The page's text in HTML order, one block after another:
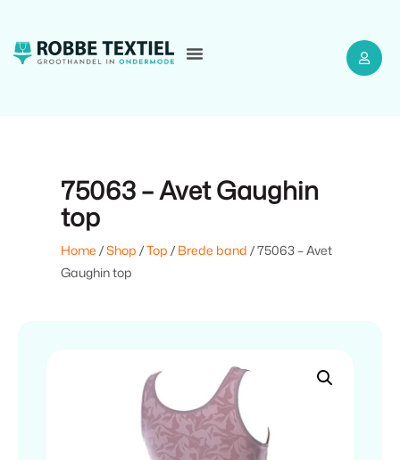
75063 – Avet Gaughin
top
Home /Shop /Top / Brede band / 75063 – Avet
Gaughin top